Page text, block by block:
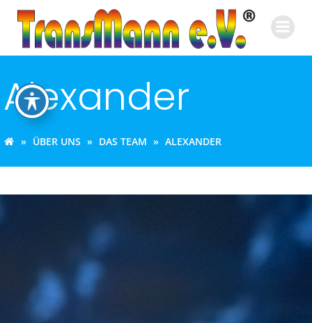
Inhalt
springen
Alexander
ÜBER UNS DAS TEAM ALEXANDER